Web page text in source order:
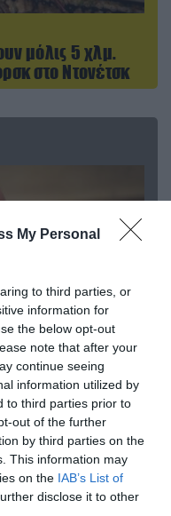
My Personal
to third parties, or
information for
the below opt-out
note that after your
continue seeing
information utilized by
to third parties prior to
out of the further
by third parties on the
This information may
on the IAB’s List of
disclose it to other
μόλις 5 χλμ.
στο Ντονέτσκ
τον
– Ο λόγος της